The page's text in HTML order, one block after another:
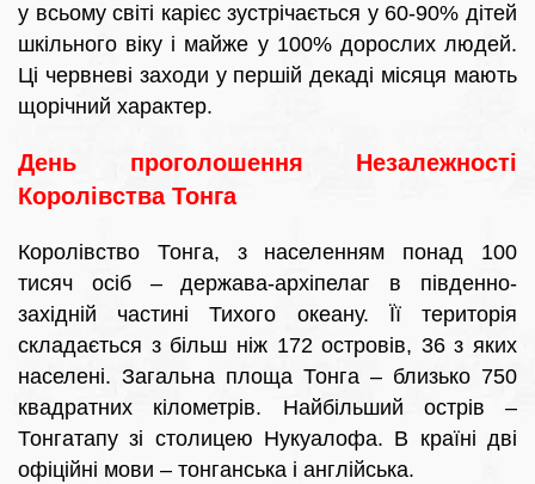
у всьому світі карієс зустрічається у 60-90% дітей
шкільного віку і майже у 100% дорослих людей.
Ці червневі заходи у першій декаді місяця мають
щорічний характер.
День проголошення Незалежності
Королівства Тонга
Королівство Тонга, з населенням понад 100
тисяч осіб – держава-архіпелаг в південно-
західній частині Тихого океану. Її територія
складається з більш ніж 172 островів, 36 з яких
населені. Загальна площа Тонга – близько 750
квадратних кілометрів. Найбільший острів –
Тонгатапу зі столицею Нукуалофа. В країні дві
офіційні мови – тонганська і англійська.